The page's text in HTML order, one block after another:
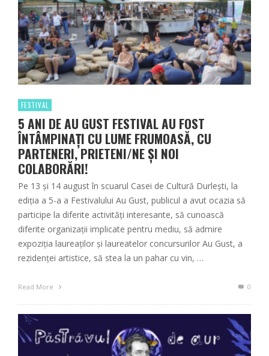
FESTIVAL
5 ANI DE AU GUST FESTIVAL AU FOST
ÎNTÂMPINAȚI CU LUME FRUMOASĂ, CU
PARTENERI, PRIETENI/NE ȘI NOI
COLABORĂRI!
Pe 13 și 14 august în scuarul Casei de Cultură Durleşti, la
ediția a 5-a a Festivalului Au Gust, publicul a avut ocazia să
participe la diferite activități interesante, să cunoască
diferite organizații implicate pentru mediu, să admire
expoziția laureaților și laureatelor concursurilor Au Gust, a
rezidenței artistice, să stea la un pahar cu vin, …
Read More 0